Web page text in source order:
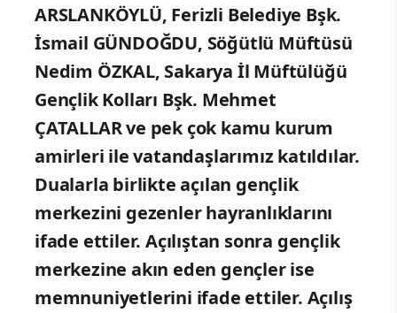
ARSLANKÖYLÜ, Ferizli Belediye Bşk.
İsmail GÜNDOĞDU, Söğütlü Müftüsü
Nedim ÖZKAL, Sakarya İl Müftülüğü
Gençlik Kolları Bşk. Mehmet
ÇATALLAR ve pek çok kamu kurum
amirleri ile vatandaşlarımız katıldılar.
Dualarla birlikte açılan gençlik
merkezini gezenler hayranlıklarını
ifade ettiler. Açılıştan sonra gençlik
merkezine akın eden gençler ise
memnuniyetlerini ifade ettiler. Açılış